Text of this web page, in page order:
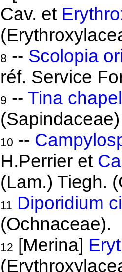
Cav. et
8 -- Scolopia
réf. Service
9 -- Tina
(Sapindaceae)
10 --
H.Perrier et
(Lam.) Tiegh.
11 Diporidium
(Ochnaceae).
12 [Merina]